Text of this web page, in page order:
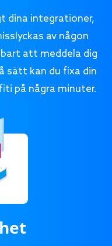
dina integrationer,
av någon
att meddela dig
sätt kan du fixa din
på några minuter.